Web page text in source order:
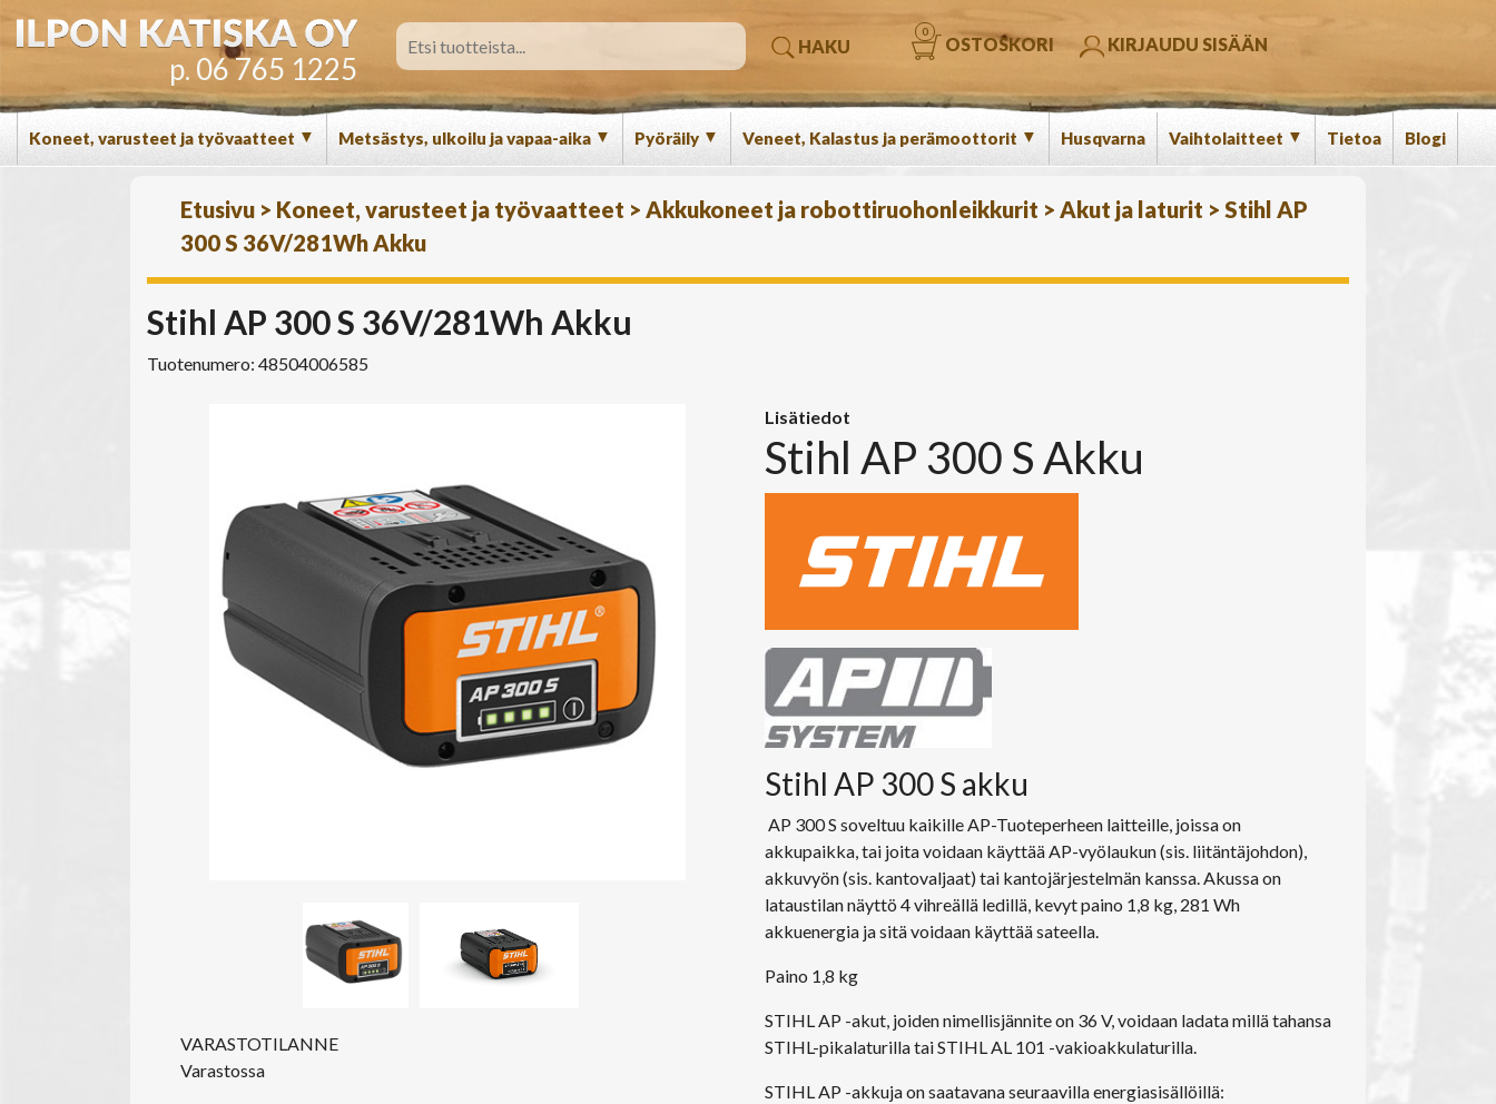
p. 06 765 1225
HAKU OSTOSKORI
0
KIRJAUDU SISÄÄN
Koneet, varusteet ja työvaatteet ▼ Metsästys, ulkoilu ja vapaa-aika ▼ Pyöräily ▼ Veneet, Kalastus ja perämoottorit ▼ Husqvarna Vaihtolaitteet ▼ Tietoa Blogi
Etusivu > Koneet, varusteet ja työvaatteet > Akkukoneet ja robottiruohonleikkurit > Akut ja laturit > Stihl AP
300 S 36V/281Wh Akku
Stihl AP 300 S 36V/281Wh Akku
Tuotenumero: 48504006585
VARASTOTILANNE
Varastossa
Lisätiedot
Stihl AP 300 S Akku
Stihl AP 300 S akku
AP 300 S soveltuu kaikille AP-Tuoteperheen laitteille, joissa on
akkupaikka, tai joita voidaan käyttää AP-vyölaukun (sis. liitäntäjohdon),
akkuvyön (sis. kantovaljaat) tai kantojärjestelmän kanssa. Akussa on
lataustilan näyttö 4 vihreällä ledillä, kevyt paino 1,8 kg, 281 Wh
akkuenergia ja sitä voidaan käyttää sateella.
Paino 1,8 kg
STIHL AP -akut, joiden nimellisjännite on 36 V, voidaan ladata millä tahansa
STIHL-pikalaturilla tai STIHL AL 101 -vakioakkulaturilla.
STIHL AP -akkuja on saatavana seuraavilla energiasisällöillä: